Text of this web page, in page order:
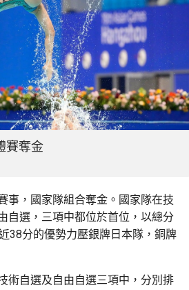
賽奪金
事，國家隊組合奪金。國家隊在技
自選，三項中都位於首位，以總分
38分的優勢力壓銀牌日本隊，銅牌
術自選及自由自選三項中，分別排